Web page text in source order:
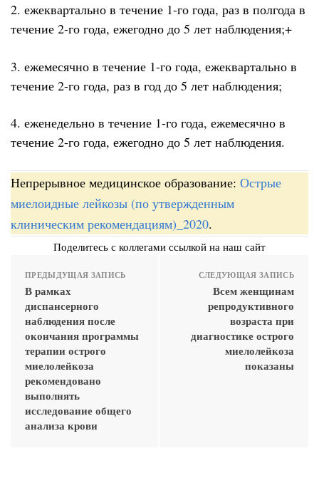
2. ежеквартально в течение 1-го года, раз в полгода в
течение 2-го года, ежегодно до 5 лет наблюдения;+
3. ежемесячно в течение 1-го года, ежеквартально в
течение 2-го года, раз в год до 5 лет наблюдения;
4. еженедельно в течение 1-го года, ежемесячно в
течение 2-го года, ежегодно до 5 лет наблюдения.
Непрерывное медицинское образование: Острые
миелоидные лейкозы (по утвержденным
клиническим рекомендациям)_2020.
Поделитесь с коллегами ссылкой на наш сайт
ПРЕДЫДУЩАЯ ЗАПИСЬ
В рамках
диспансерного
наблюдения после
окончания программы
терапии острого
миелолейкоза
рекомендовано
выполнять
исследование общего
анализа крови
СЛЕДУЮЩАЯ ЗАПИСЬ
Всем женщинам
репродуктивного
возраста при
диагностике острого
миелолейкоза
показаны